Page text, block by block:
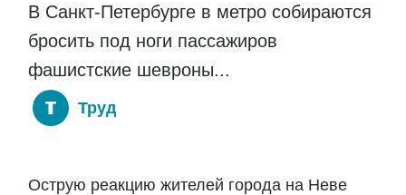
В Санкт-Петербурге в метро собираются
бросить под ноги пассажиров
фашистские шевроны...
Труд
Острую реакцию жителей города на Неве